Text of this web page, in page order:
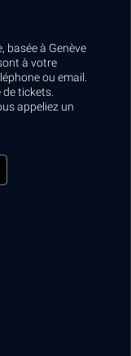
basée à Genève
à votre
ou email.
de tickets.
appeliez un